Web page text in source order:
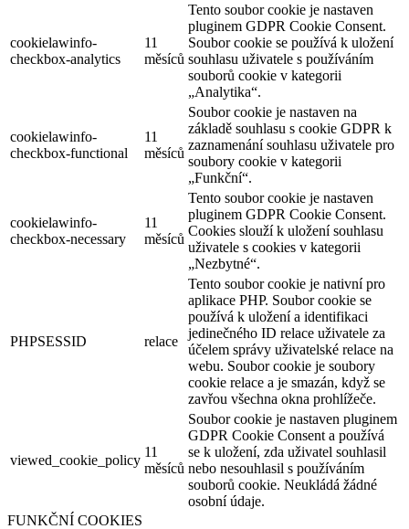
cookielawinfo-
checkbox-analytics
11
měsíců
Tento soubor cookie je nastaven
pluginem GDPR Cookie Consent.
Soubor cookie se používá k uložení
souhlasu uživatele s používáním
souborů cookie v kategorii
„Analytika“.
cookielawinfo-
checkbox-functional
11
měsíců
Soubor cookie je nastaven na
základě souhlasu s cookie GDPR k
zaznamenání souhlasu uživatele pro
soubory cookie v kategorii
„Funkční“.
cookielawinfo-
checkbox-necessary
11
měsíců
Tento soubor cookie je nastaven
pluginem GDPR Cookie Consent.
Cookies slouží k uložení souhlasu
uživatele s cookies v kategorii
„Nezbytné“.
PHPSESSID relace
Tento soubor cookie je nativní pro
aplikace PHP. Soubor cookie se
používá k uložení a identifikaci
jedinečného ID relace uživatele za
účelem správy uživatelské relace na
webu. Soubor cookie je soubory
cookie relace a je smazán, když se
zavřou všechna okna prohlížeče.
viewed_cookie_policy
11
měsíců
Soubor cookie je nastaven pluginem
GDPR Cookie Consent a používá
se k uložení, zda uživatel souhlasil
nebo nesouhlasil s používáním
souborů cookie. Neukládá žádné
osobní údaje.
FUNKČNÍ COOKIES